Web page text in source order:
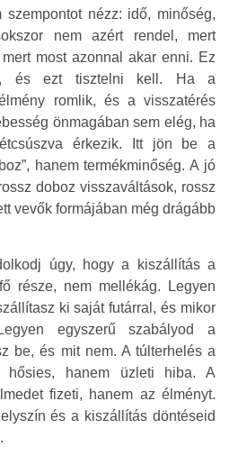
nézz: idő, minőség,
nem azért rendel, mert
most azonnal akar enni. Ez
és ezt tisztelni kell. Ha a
romlik, és a visszatérés
önmagában sem elég, ha
érkezik. Itt jön be a
hanem termékminőség. A jó
doboz visszaváltások, rossz
vevők formájában még drágább
úgy, hogy a kiszállítás a
része, nem mellékág. Legyen
ki saját futárral, és mikor
egyszerű szabályod a
be, és mit nem. A túlterhelés a
hősies, hanem üzleti hiba. A
fizeti, hanem az élményt.
és a kiszállítás döntéseid